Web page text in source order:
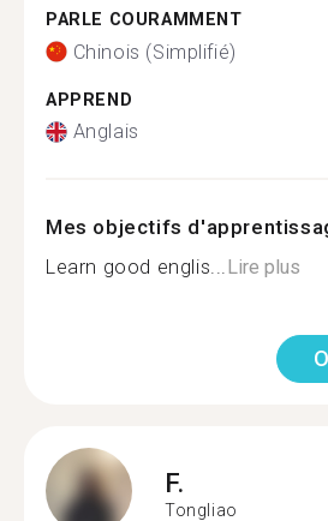
PARLE COURAMMENT
Chinois (Simplifié)
APPREND
Anglais
Mes objectifs
Learn good englis...Lire plus
F.
Tongliao